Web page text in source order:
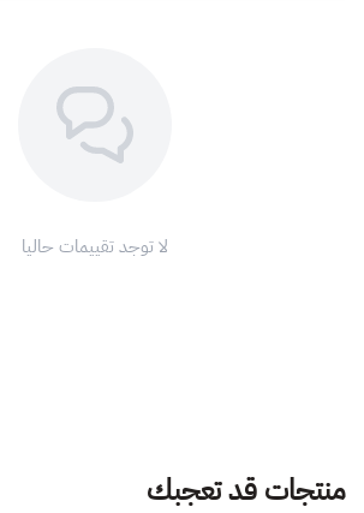
لا توجد تقييمات حاليا
منتجات قد تعجبك